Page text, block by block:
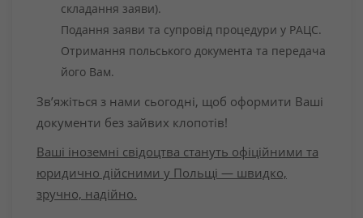
складання заяви).
Подання заяви та супровід процедури у РАЦС.
Отримання польського документа та передача
його Вам.
Зв’яжіться з нами сьогодні, щоб оформити Ваші
документи без зайвих клопотів!
Ваші іноземні свідоцтва стануть офіційними та
юридично дійсними у Польщі — швидко,
зручно, надійно.